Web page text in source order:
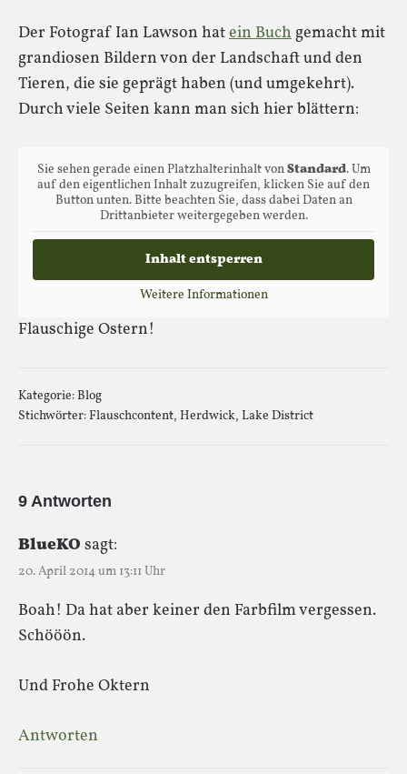
Der Fotograf Ian Lawson hatein Buchgemacht mit
grandiosen Bildern von der Landschaft und den
Tieren, die sie geprägt haben (und umgekehrt).
Durch viele Seiten kann man sich hier blättern:
Sie sehen gerade einen Platzhalterinhalt vonStandard. Um
auf den eigentlichen Inhalt zuzugreifen, klicken Sie auf den
Button unten. Bitte beachten Sie, dass dabei Daten an
Drittanbieter weitergegeben werden.
Inhalt entsperren
Weitere Informationen
Flauschige Ostern!
Kategorie:Blog
Stichwörter:Flauschcontent, Herdwick, Lake District
9 Antworten
BlueKO sagt:
20. April 2014 um 13:11 Uhr
Boah! Da hat aber keiner den Farbfilm vergessen.
Schööön.
Und Frohe Oktern
Antworten